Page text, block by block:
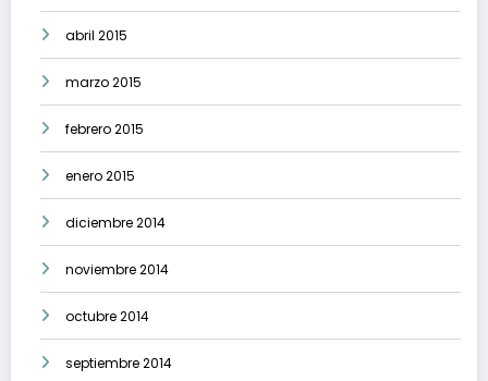
abril 2015
marzo 2015
febrero 2015
enero 2015
diciembre 2014
noviembre 2014
octubre 2014
septiembre 2014